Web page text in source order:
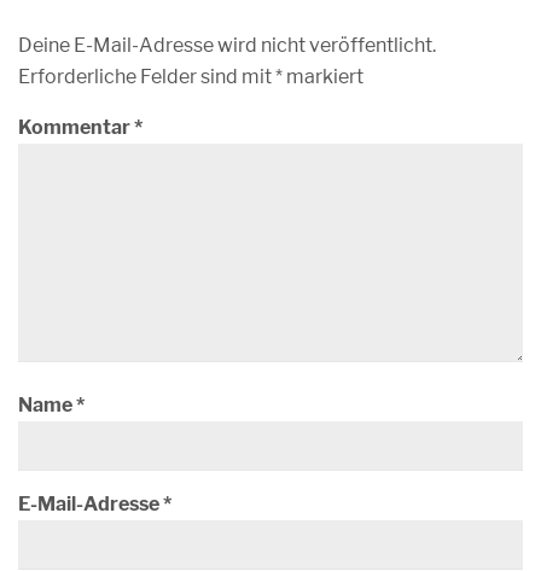
Deine E-Mail-Adresse wird nicht veröffentlicht.
Erforderliche Felder sind mit* markiert
Kommentar*
Name*
E-Mail-Adresse*